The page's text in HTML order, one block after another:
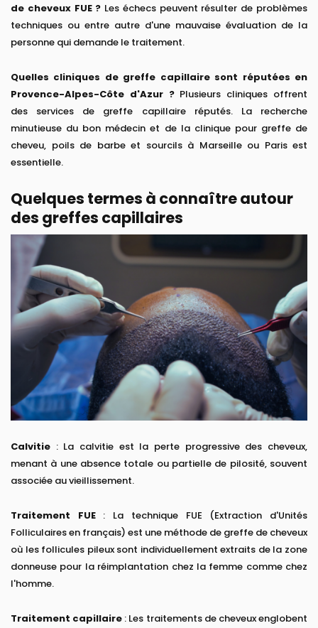
de cheveux FUE ? Les échecs peuvent résulter de problèmes
techniques ou entre autre d'une mauvaise évaluation de la
personne qui demande le traitement.
Quelles cliniques de greffe capillaire sont réputées en
Provence-Alpes-Côte d'Azur ?Plusieurs cliniques offrent
des services de greffe capillaire réputés. La recherche
minutieuse du bon médecin et de la clinique pour greffe de
cheveu, poils de barbe et sourcils à Marseille ou Paris est
essentielle.
Quelques termes à connaître autour
des greffes capillaires
Calvitie : La calvitie est la perte progressive des cheveux,
menant à une absence totale ou partielle de pilosité, souvent
associée au vieillissement.
Traitement FUE: La technique FUE (Extraction d'Unités
Folliculaires en français) est une méthode de greffe de cheveux
où les follicules pileux sont individuellement extraits de la zone
donneuse pour la réimplantation chez la femme comme chez
l'homme.
Traitement capillaire : Les traitements de cheveux englobent